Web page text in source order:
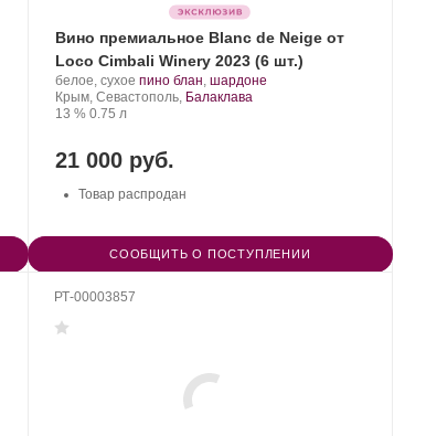
Вино премиальное Blanc de Neige от
Loco Cimbali Winery 2023 (6 шт.)
Производитель:
Loco
Cimbali
белое, сухое .
Сорт
пино блан, шардоне.
Регион:
Крым, Севастополь, Балаклава
Крепость
13 %. Объем
0.75 л
21 000 руб.
Товар распродан
СООБЩИТЬ О ПОСТУПЛЕНИИ
РТ-00003857